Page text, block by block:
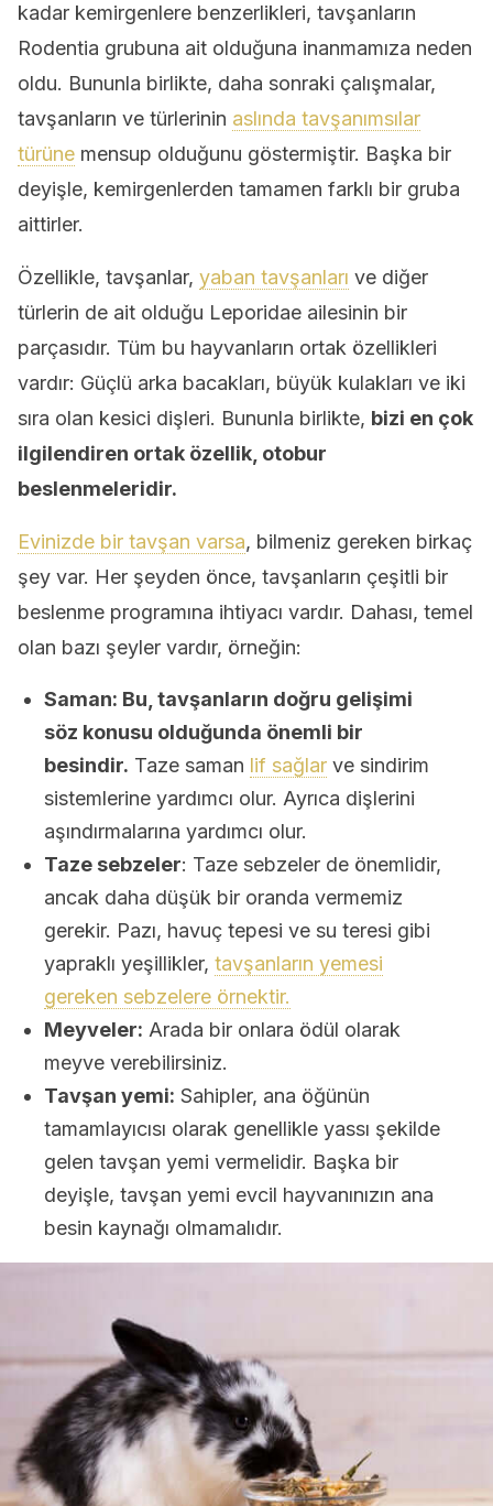
kadar kemirgenlere benzerlikleri, tavşanların
Rodentia grubuna ait olduğuna inanmamıza neden
oldu. Bununla birlikte, daha sonraki çalışmalar,
tavşanların ve türlerinin aslında tavşanımsılar
türüne mensup olduğunu göstermiştir. Başka bir
deyişle, kemirgenlerden tamamen farklı bir gruba
aittirler.
Özellikle, tavşanlar, yaban tavşanları ve diğer
türlerin de ait olduğu Leporidae ailesinin bir
parçasıdır. Tüm bu hayvanların ortak özellikleri
vardır: Güçlü arka bacakları, büyük kulakları ve iki
sıra olan kesici dişleri. Bununla birlikte, bizi en çok
ilgilendiren ortak özellik, otobur
beslenmeleridir.
Evinizde bir tavşan varsa, bilmeniz gereken birkaç
şey var. Her şeyden önce, tavşanların çeşitli bir
beslenme programına ihtiyacı vardır. Dahası, temel
olan bazı şeyler vardır, örneğin:
Saman: Bu, tavşanların doğru gelişimi
söz konusu olduğunda önemli bir
besindir. Taze saman lif sağlar ve sindirim
sistemlerine yardımcı olur. Ayrıca dişlerini
aşındırmalarına yardımcı olur.
Taze sebzeler: Taze sebzeler de önemlidir,
ancak daha düşük bir oranda vermemiz
gerekir. Pazı, havuç tepesi ve su teresi gibi
yapraklı yeşillikler, tavşanların yemesi
gereken sebzelere örnektir.
Meyveler: Arada bir onlara ödül olarak
meyve verebilirsiniz.
Tavşan yemi: Sahipler, ana öğünün
tamamlayıcısı olarak genellikle yassı şekilde
gelen tavşan yemi vermelidir. Başka bir
deyişle, tavşan yemi evcil hayvanınızın ana
besin kaynağı olmamalıdır.